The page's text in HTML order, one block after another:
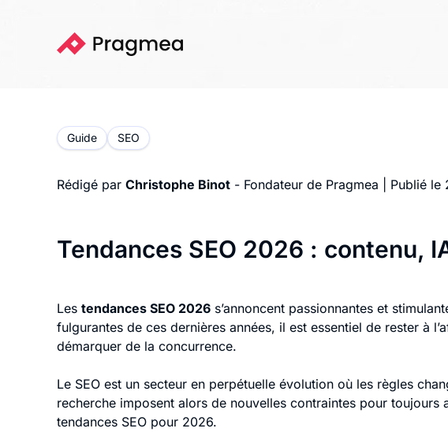
Guide SEO
Rédigé par Christophe Binot - Fondateur de Pragmea Publié le
Tendances SEO 2026 : contenu,
Les tendances SEO 2026 s’annoncent passionnantes et
fulgurantes de ces dernières années, il est essentiel de rester à
démarquer de la concurrence.
Le SEO est un secteur en perpétuelle évolution où les règles
recherche imposent alors de nouvelles contraintes pour
tendances SEO pour 2026.